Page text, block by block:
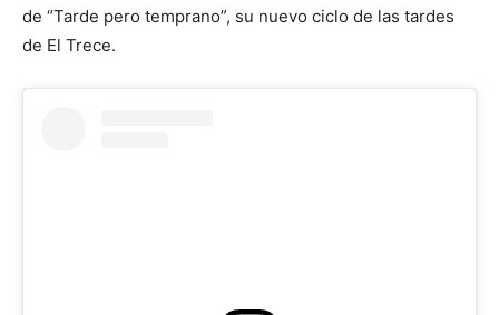
de “Tarde pero temprano”, su nuevo ciclo de las tardes
de El Trece.